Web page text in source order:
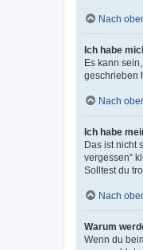
Nach
Ich habe
Es kann
geschrieben
Nach
Ich habe
Das ist nicht
vergessen“
Solltest du
Nach
Warum
Wenn du